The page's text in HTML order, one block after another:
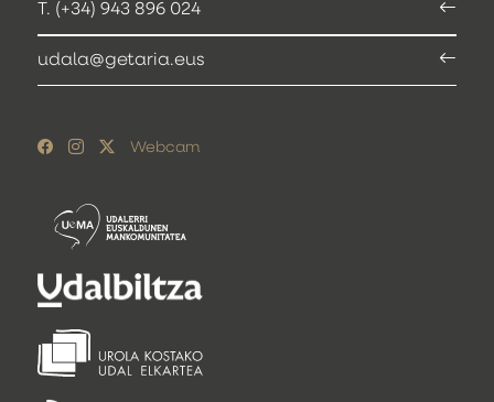
T. (+34) 943 896 024
udala@getaria.eus
Webcam